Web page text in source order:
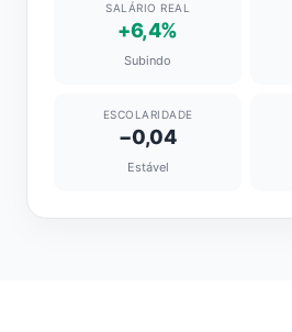
SALÁRIO REAL
+6,4%
Subindo
ESCOLARIDADE
−0,04
Estável